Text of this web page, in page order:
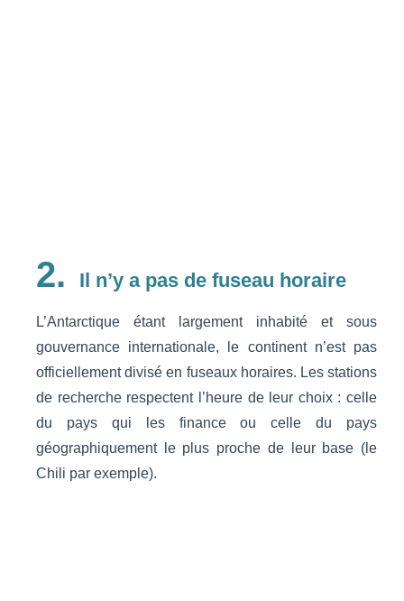
2. Il n’y a pas de fuseau horaire
L’Antarctique étant largement inhabité et sous
gouvernance internationale, le continent n’est pas
officiellement divisé en fuseaux horaires. Les stations
de recherche respectent l’heure de leur choix : celle
du pays qui les finance ou celle du pays
géographiquement le plus proche de leur base (le
Chili par exemple).